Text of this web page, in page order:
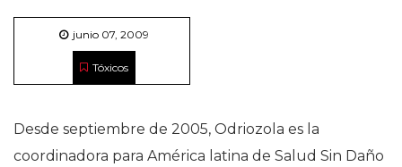
junio 07, 2009
Tóxicos
Desde septiembre de 2005, Odriozola es la
coordinadora para América latina de Salud Sin Daño